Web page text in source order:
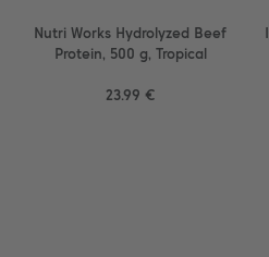
Nutri Works Hydrolyzed Beef
Protein, 500 g, Tropical
23.99 €